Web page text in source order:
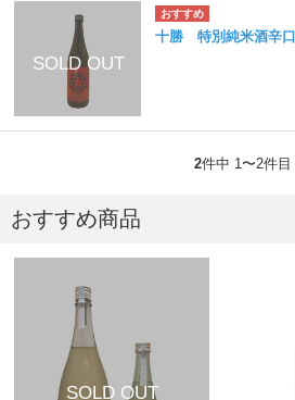
十勝 特別純米酒辛口
2件中 1〜2件目
おすすめ商品